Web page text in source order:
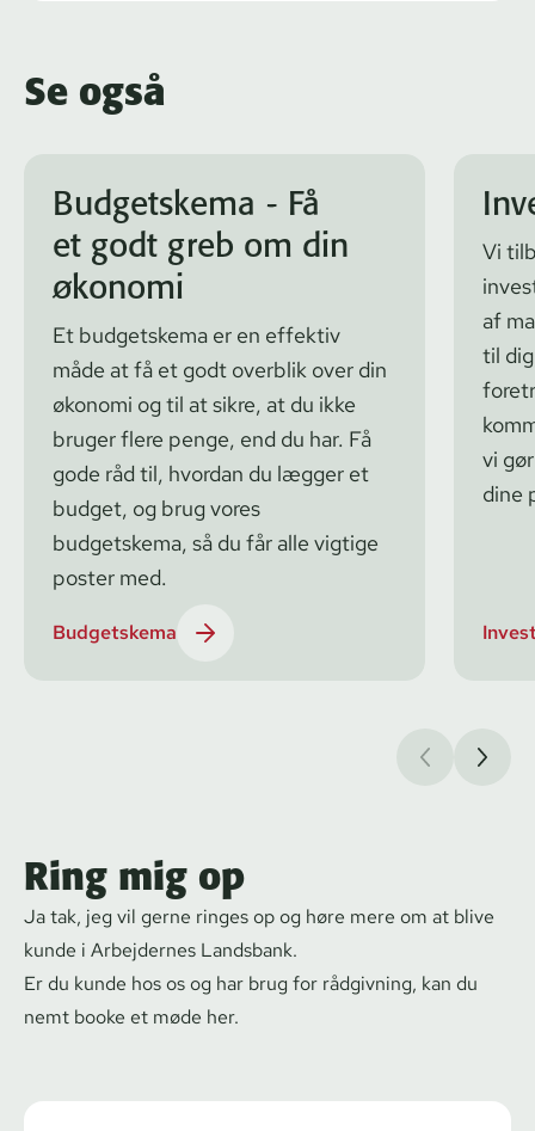
Se også
Budgetskema - Få
et godt greb om din
økonomi
Et budgetskema er en effektiv
måde at få et godt overblik over din
økonomi og til at sikre, at du ikke
bruger flere penge, end du har. Få
gode råd til, hvordan du lægger et
budget, og brug vores
budgetskema, så du får alle vigtige
poster med.
Budgetskema
Vi
af
til
vi
dine
Ring mig op
Ja tak, jeg vil gerne ringes op og høre mere om at blive
kunde i Arbejdernes Landsbank.
Er du kunde hos os og har brug for rådgivning, kan du
nemt booke et møde her.